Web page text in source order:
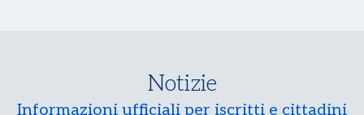
Notizie
Informazioni ufficiali per iscritti e cittadini